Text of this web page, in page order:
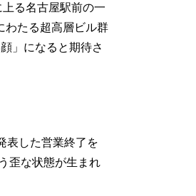
る名古屋駅前の一
わたる超高層ビル群
」になると期待さ
表した営業終了を
歪な状態が生まれ